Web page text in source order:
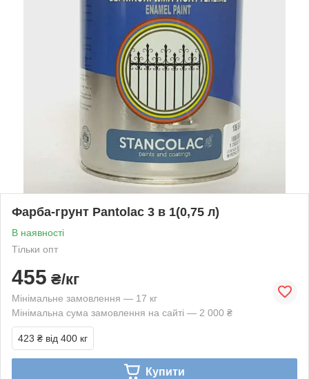
Фарба-грунт Pantolac 3 в 1(0,75 л)
В наявності
Тільки опт
455 ₴/кг
Мінімальне замовлення — 17 кг
Мінімальна сума замовлення на сайті — 2 000 ₴
423 ₴ від 400 кг
Купити